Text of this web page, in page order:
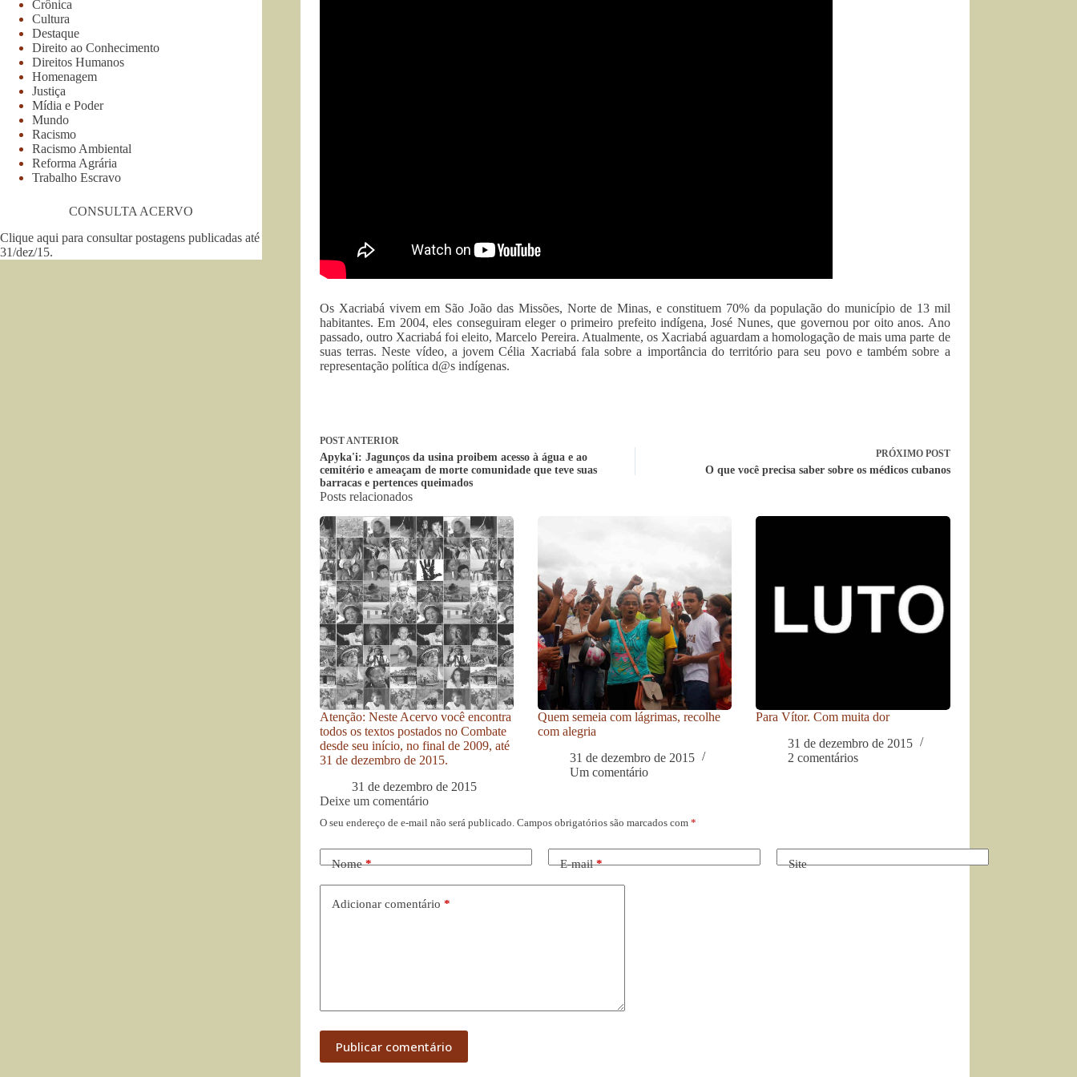
Os Xacriabá vivem em São João das Missões, Norte de Minas, e constituem 70% da população do município de 13 mil
habitantes. Em 2004, eles conseguiram eleger o primeiro prefeito indígena, José Nunes, que governou por oito anos. Ano
passado, outro Xacriabá foi eleito, Marcelo Pereira. Atualmente, os Xacriabá aguardam a homologação de mais uma parte de
suas terras. Neste vídeo, a jovem Célia Xacriabá fala sobre a importância do território para seu povo e também sobre a
representação política d@s indígenas.
POSTANTERIOR
Apyka'i: Jagunços da usina proibem acesso à água e ao
cemitério e ameaçam de morte comunidade que teve suas
barracas e pertences queimados
PRÓXIMO POST
O que você precisa saber sobre os médicos cubanos
Posts relacionados
Atenção: Neste Acervo você encontra
todos os textos postados no Combate
desde seu início, no final de 2009, até
31 de dezembro de 2015.
31 de dezembro de 2015
Quem semeia com lágrimas, recolhe
com alegria
31 de dezembro de 2015
Um comentário
Para Vítor. Com muita dor
31 de dezembro de 2015
2 comentários
Deixe um comentário
O seu endereço de e-mail não será publicado. Campos obrigatórios são marcados com *
Nome* E-mail* Site
Adicionar comentário *
Publicar comentário
Crônica
Cultura
Destaque
Direito ao Conhecimento
Direitos Humanos
Homenagem
Justiça
Mídia e Poder
Mundo
Racismo
Racismo Ambiental
Reforma Agrária
Trabalho Escravo
CONSULTA ACERVO
Clique aqui para consultar postagens publicadas até
31/dez/15.